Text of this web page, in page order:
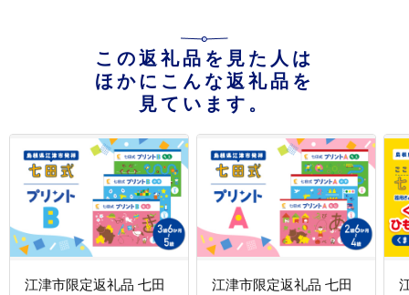
この返礼品を見た人は
ほかにこんな返礼品を
見ています。
江津市限定返礼品 七田
江津市限定返礼品 七田